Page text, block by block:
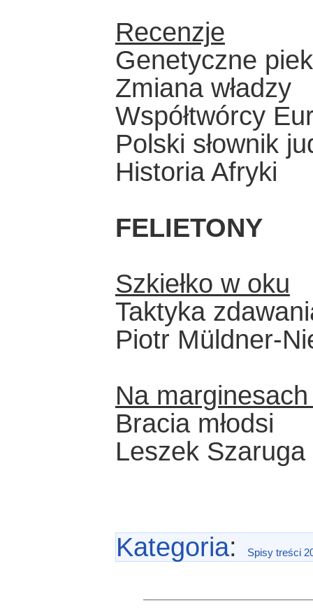
Recenzje
Genetyczne
Zmiana władzy
Współtwórcy
Polski słownik
Historia Afryki
FELIETONY
Szkiełko w oku
Taktyka
Piotr Müldner-
Na
Bracia młodsi
Leszek Szaruga
Kategoria: Spisy treści